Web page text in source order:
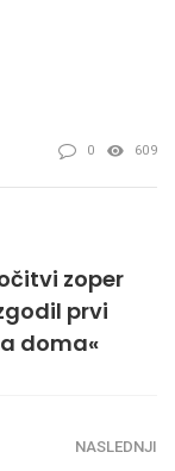
0 609
zoper
prvi
doma«
NASLEDNJI